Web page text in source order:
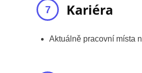
Kariéra
Aktuálně pracovní místa